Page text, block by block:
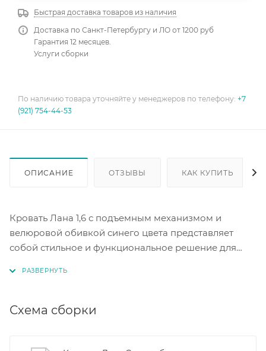
Быстрая доставка товаров из наличия
Доставка по Санкт-Петербургу и ЛО от 1200 руб
Гарантия 12 месяцев.
Услуги сборки
По наличию товара уточняйте у менеджеров по телефону: +7
(921) 754-44-53
ОПИСАНИЕ ОТЗЫВЫ КАК КУПИТЬ
Кровать Лана 1,6 с подъемным механизмом и
велюровой обивкой синего цвета представляет
собой стильное и функциональное решение для
подъемным механизмом, что обеспечивает легкий
Схема сборки